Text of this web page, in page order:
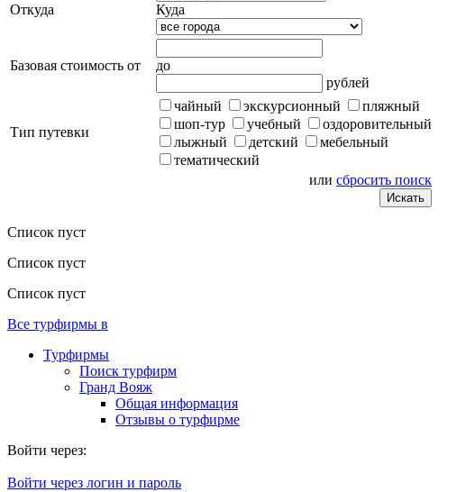
Откуда Куда
Базовая стоимость от
до
рублей
Тип путевки
чайный экскурсионный
пляжный
шоп-тур
учебный
оздоровительный
лыжный
детский
мебельный
тематический
или сбросить поиск
Список пуст
Список пуст
Список пуст
Все турфирмы в
Турфирмы
Поиск турфирм
Гранд Вояж
Общая информация
Отзывы о турфирме
Войти через:
Войти через логин и пароль